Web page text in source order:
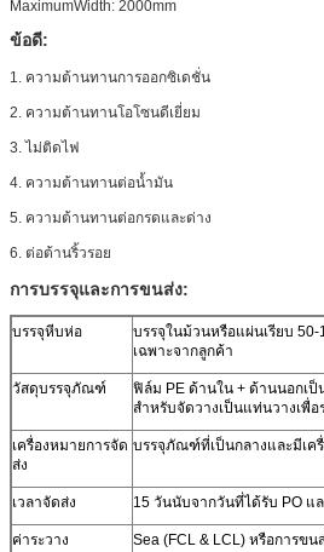
MaximumWidth: 2000mm
ข้อดี:
1. ความต้านทานการออกซิเดชั่น
2. ความต้านทานโอโซนดีเยี่ยม
3. ไม่ติดไฟ
4. ความต้านทานต่อน้ำมัน
5. ความต้านทานต่อกรดและด่าง
6. ต่อต้านริ้วรอย
การบรรจุและการขนส่ง:
บรรจุหีบห่อ
บรรจุในม้วนหรือแผ่นเรียบ
เฉพาะจากลูกค้า
วัสดุบรรจุภัณฑ์
ฟิล์ม PE ด้านใน + ด้านนอกเ
สำหรับจัดวางเป็นแท่นวางเพื่อ
เครื่องหมายการจัด
ส่ง
บรรจุภัณฑ์ที่เป็นกลางและมีเค
เวลาจัดส่ง 15 วันนับจากวันที่ได้รับ PO แ
ค่าระวาง Sea (FCL & LCL) หรือการขน